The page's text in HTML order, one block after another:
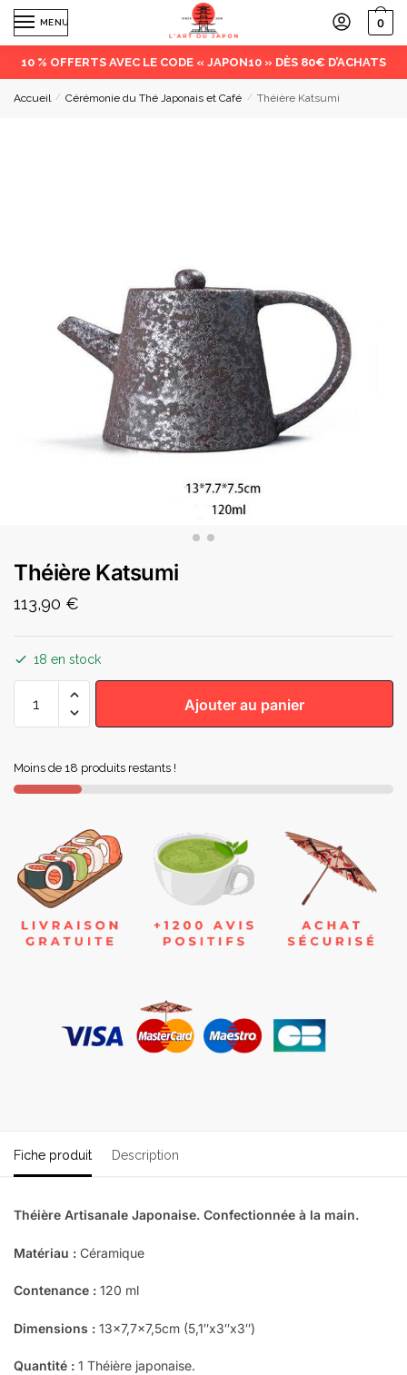
MENU 0
10 % OFFERTS AVEC LE CODE « JAPON10 » DÈS 80€ D’ACHATS
Accueil / Cérémonie du Thé Japonais et Café / Théière Katsumi
Théière Katsumi
113,90 €
18 en stock
Ajouter au panier
Moins de 18 produits restants !
Fiche produit Description
Théière Artisanale Japonaise. Confectionnée à la main.
Matériau : Céramique
Contenance : 120 ml
Dimensions : 13×7,7×7,5cm (5,1″x3″x3″)
Quantité : 1 Théière japonaise.